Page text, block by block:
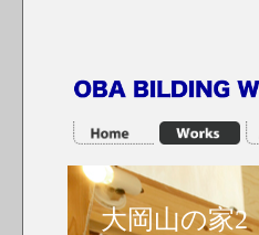
大岡山の